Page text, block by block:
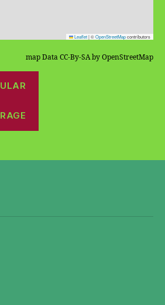
Leaflet|©OpenStreetMapcontributors
map Data CC-By-SA by OpenStreetMap